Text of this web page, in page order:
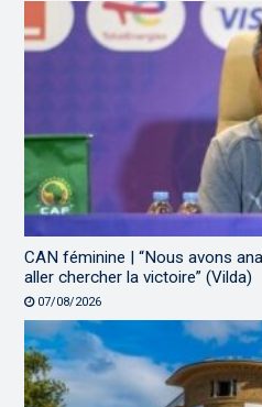
CAN féminine | “Nous avons
aller chercher la victoire” (Vilda)
07/08/2026